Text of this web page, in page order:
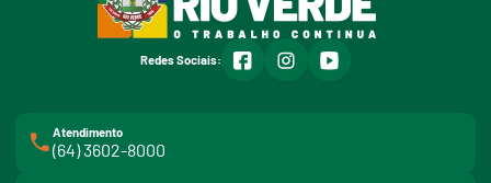
Redes Sociais: facebookinstagramyoutube
Atendimento
(64) 3602-8000